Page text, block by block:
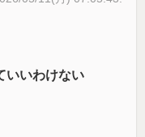
いいわけない